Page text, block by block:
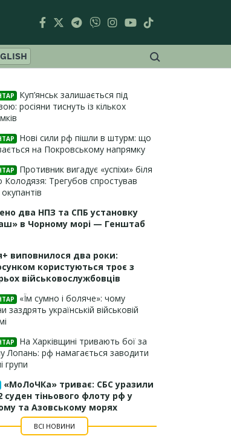
Куп’янськ залишається під
росіяни тиснуть із кількох
Нові сили рф пішли в штурм: що
на Покровському напрямку
Противник вигадує «успіхи» біля
Колодязя: Трегубов спростував
два НПЗ та СПБ установку
в Чорному морі — Генштаб
виповнилося два роки:
користуються троє з
військовослужбовців
«Їм сумно і боляче»: чому
заздрять українській військовій
На Харківщині тривають бої за
Лопань: рф намагається заводити
групи
«МоЛоЧКа» триває: СБС уразили
суден тіньового флоту рф у
та Азовському морях
ВСІ НОВИНИ